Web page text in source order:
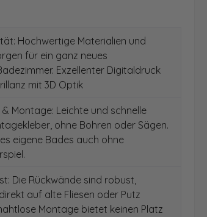
Hochwertige Materialien und
für ein ganz neues
Exzellenter Digitaldruck
mit 3D Optik
Montage: Leichte und schnelle
ohne Bohren oder Sägen.
eigene Bades auch ohne
Die Rückwände sind robust,
auf alte Fliesen oder Putz
Montage bietet keinen Platz